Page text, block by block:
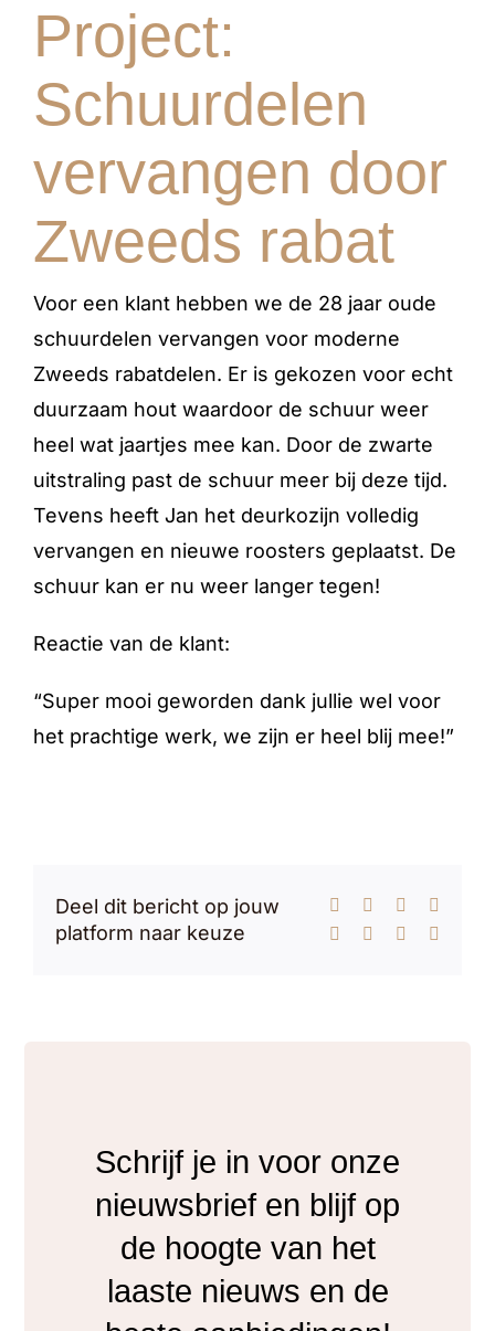
Project:
Schuurdelen
vervangen door
Zweeds rabat
Voor een klant hebben we de 28 jaar oude
schuurdelen vervangen voor moderne
Zweeds rabatdelen. Er is gekozen voor echt
duurzaam hout waardoor de schuur weer
heel wat jaartjes mee kan. Door de zwarte
uitstraling past de schuur meer bij deze tijd.
Tevens heeft Jan het deurkozijn volledig
vervangen en nieuwe roosters geplaatst. De
schuur kan er nu weer langer tegen!
Reactie van de klant:
“Super mooi geworden dank jullie wel voor
het prachtige werk, we zijn er heel blij mee!”
Deel dit bericht op jouw
platform naar keuze
Facebook Reddit
WhatsApp
TumblrPinterest
Schrijf je in voor onze
nieuwsbrief en blijf op
de hoogte van het
laaste nieuws en de